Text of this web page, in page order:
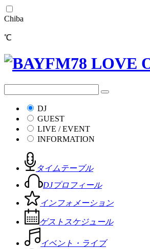
Chiba
℃
DJ
GUEST
LIVE / EVENT
INFORMATION
タイムテーブル
DJプロフィール
インフォメーション
ゲストスケジュール
イベント・ライブ